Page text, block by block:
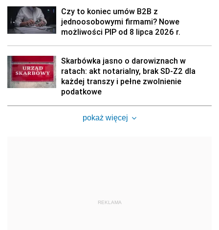
Czy to koniec umów B2B z
jednoosobowymi firmami? Nowe
możliwości PIP od 8 lipca 2026 r.
Skarbówka jasno o darowiznach w
ratach: akt notarialny, brak SD-Z2 dla
każdej transzy i pełne zwolnienie
podatkowe
pokaż więcej
REKLAMA